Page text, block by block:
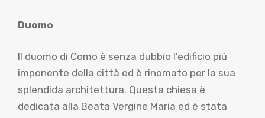
Duomo
Il duomo di Como è senza dubbio l’edificio più
imponente della città ed è rinomato per la sua
splendida architettura. Questa chiesa è
dedicata alla Beata Vergine Maria ed è stata